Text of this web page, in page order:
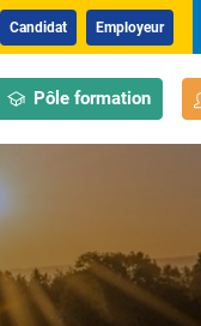
Pôle formation
Candidat Employeur